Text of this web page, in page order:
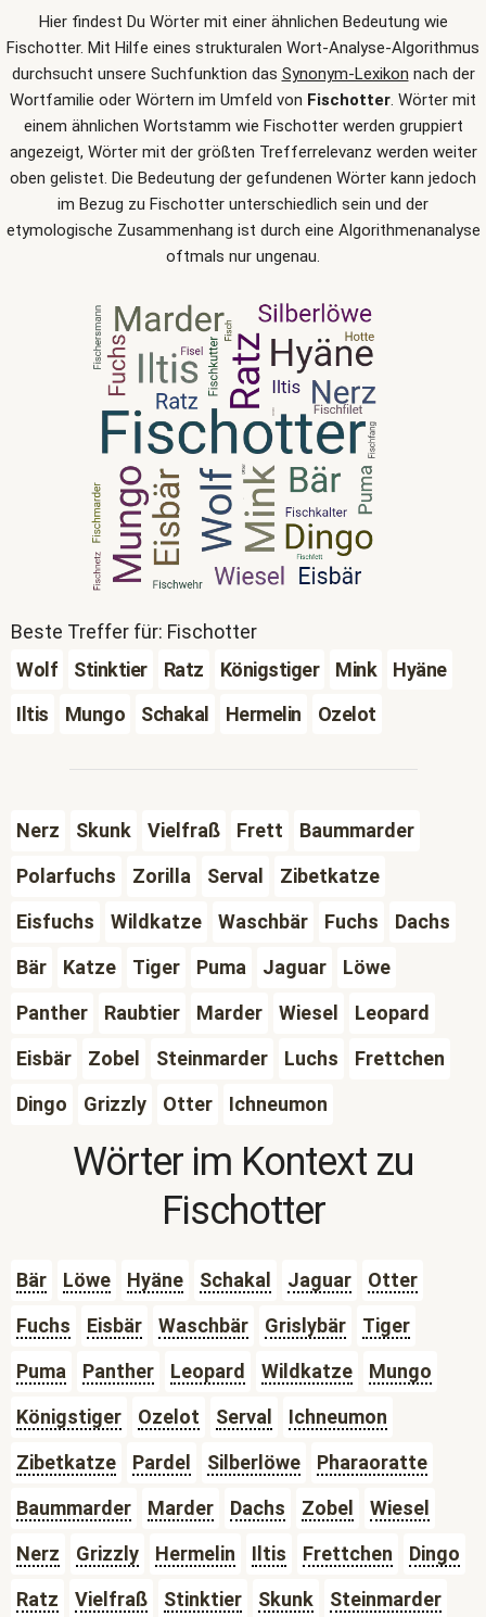
Hier findest Du Wörter mit einer ähnlichen Bedeutung wie
Fischotter. Mit Hilfe eines strukturalen Wort-Analyse-Algorithmus
durchsucht unsere Suchfunktion das Synonym-Lexikon nach der
Wortfamilie oder Wörtern im Umfeld von Fischotter. Wörter mit
einem ähnlichen Wortstamm wie Fischotter werden gruppiert
angezeigt, Wörter mit der größten Trefferrelevanz werden weiter
oben gelistet. Die Bedeutung der gefundenen Wörter kann jedoch
im Bezug zu Fischotter unterschiedlich sein und der
etymologische Zusammenhang ist durch eine Algorithmenanalyse
oftmals nur ungenau.
Beste Treffer für: Fischotter
Wolf
Stinktier Ratz Königstiger Mink
Hyäne
Iltis
Mungo Schakal Hermelin Ozelot
Nerz Skunk Vielfraß Frett
Baummarder
Polarfuchs
Zorilla Serval
Zibetkatze
Eisfuchs
Wildkatze Waschbär Fuchs
Dachs
Bär
Katze Tiger Puma Jaguar
Löwe
Panther
Raubtier Marder Wiesel
Leopard
Eisbär
Zobel Steinmarder Luchs
Frettchen
Dingo
Grizzly Otter Ichneumon
Wörter im Kontext zu
Fischotter
Bär Löwe Hyäne Schakal Jaguar
Otter
Fuchs
Eisbär Waschbär Grislybär
Tiger
Puma
Panther Leopard Wildkatze
Mungo
Königstiger
Ozelot Serval
Ichneumon
Zibetkatze
Pardel Silberlöwe
Pharaoratte
Baummarder
Marder Dachs Zobel
Wiesel
Nerz
Grizzly Hermelin Iltis Frettchen
Dingo
Ratz
Vielfraß Stinktier Skunk Steinmarder